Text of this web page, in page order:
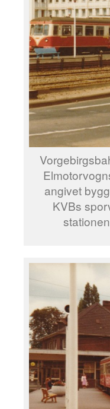
angivet
KVBs